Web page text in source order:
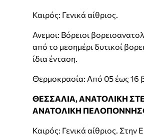
Καιρός: Γενικά αίθριος.
Ανεμοι: Βόρειοι
από το μεσημέρι δυτικοί
ίδια ένταση.
Θερμοκρασία: Από 05 έως 16
ΘΕΣΣΑΛΙΑ, ΑΝΑΤΟΛΙΚΗ
ΑΝΑΤΟΛΙΚΗ
Καιρός: Γενικά αίθριος. Στην